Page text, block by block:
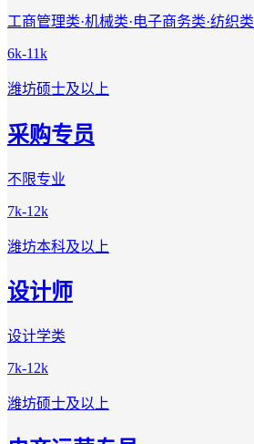
工商管理类·机械类·电子商务类·纺织类
6k-11k
潍坊硕士及以上
采购专员
不限专业
7k-12k
潍坊本科及以上
设计师
设计学类
7k-12k
潍坊硕士及以上